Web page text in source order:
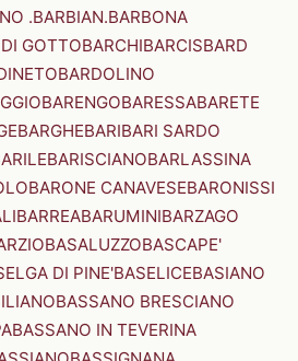
.BARBIAN.BARBONA
GOTTOBARCHIBARCISBARD
BARDOLINO
BARENGOBARESSABARETE
BARGHEBARIBARI SARDO
BARISCIANOBARLASSINA
BARONE CANAVESEBARONISSI
BARREABARUMINIBARZAGO
BASALUZZOBASCAPE'
DI PINE'BASELICEBASIANO
BASSANO BRESCIANO
BASSANO IN TEVERINA